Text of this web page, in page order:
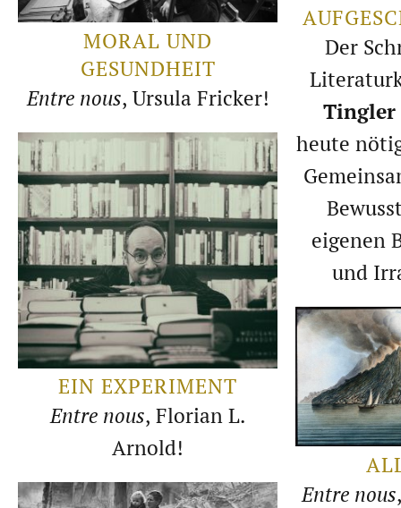
Der
Tingler
heute
eigenen
und
MORAL UND
GESUNDHEIT
Entre nous, Ursula Fricker!
EIN EXPERIMENT
Entre nous, Florian L.
Arnold!
Entre nous